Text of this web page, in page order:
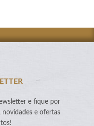
e fique por
novidades e ofertas